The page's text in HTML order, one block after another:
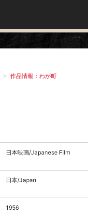
作品情報：わが町
日本映画/Japanese Film
日本/Japan
1956